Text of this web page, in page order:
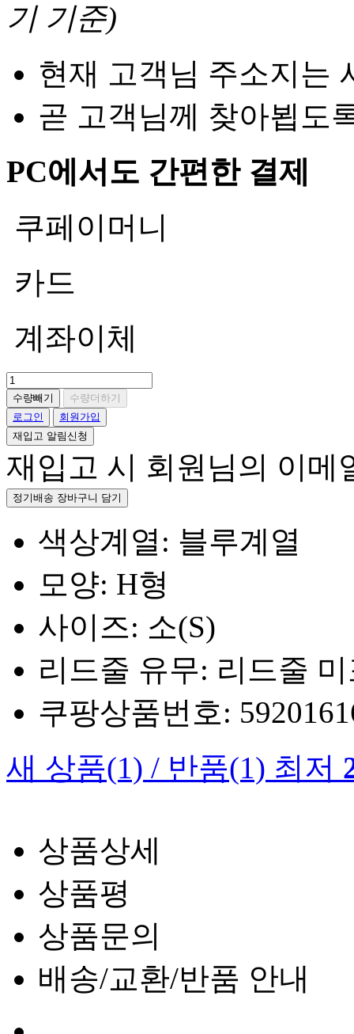
기 기준)
현재 고객님 주소지는
곧 고객님께 찾아뵙도
PC에서도 간편한 결제
쿠페이머니
카드
계좌이체
수량빼기
수량더하기
로그인
회원가입
재입고 알림신청
재입고 시 회원님의 이메
정기배송 장바구니 담기
색상계열: 블루계열
모양: H형
사이즈: 소(S)
리드줄 유무: 리드줄
쿠팡상품번호:
새 상품(1) / 반품(1) 최저
상품상세
상품평
상품문의
배송/교환/반품 안내